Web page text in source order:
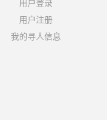
用户登录
用户注册
我的寻人信息